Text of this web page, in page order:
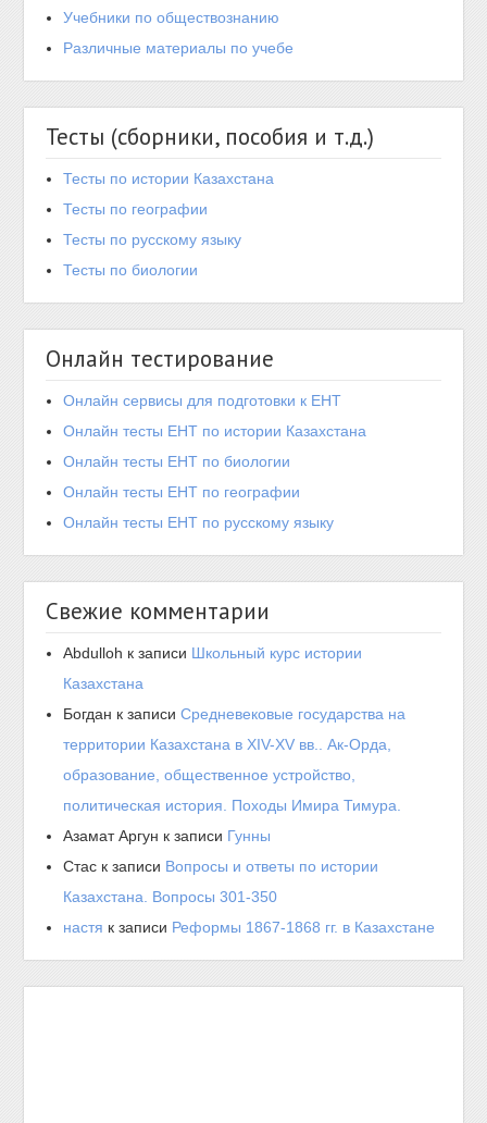
Учебники по обществознанию
Различные материалы по учебе
Тесты (сборники, пособия и т.д.)
Тесты по истории Казахстана
Тесты по географии
Тесты по русскому языку
Тесты по биологии
Онлайн тестирование
Онлайн сервисы для подготовки к ЕНТ
Онлайн тесты ЕНТ по истории Казахстана
Онлайн тесты ЕНТ по биологии
Онлайн тесты ЕНТ по географии
Онлайн тесты ЕНТ по русскому языку
Свежие комментарии
Abdulloh к записи Школьный курс истории
Казахстана
Богдан к записиСредневековые государства на
территории Казахстана в XIV-XV вв.. Ак-Орда,
образование, общественное устройство,
политическая история. Походы Имира Тимура.
Азамат Аргун к записи Гунны
Стас к записи Вопросы и ответы по истории
Казахстана. Вопросы 301-350
настя к записи Реформы 1867-1868 гг. в Казахстане